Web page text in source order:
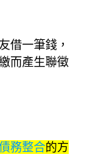
借一筆錢，
而產生聯徵
務整合的方